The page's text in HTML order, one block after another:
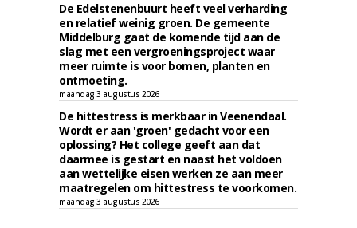
De Edelstenenbuurt heeft veel verharding
en relatief weinig groen. De gemeente
Middelburg gaat de komende tijd aan de
slag met een vergroeningsproject waar
meer ruimte is voor bomen, planten en
ontmoeting.
maandag 3 augustus 2026
De hittestress is merkbaar in Veenendaal.
Wordt er aan 'groen' gedacht voor een
oplossing? Het college geeft aan dat
daarmee is gestart en naast het voldoen
aan wettelijke eisen werken ze aan meer
maatregelen om hittestress te voorkomen.
maandag 3 augustus 2026